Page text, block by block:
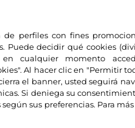
perfiles con fines
Puede decidir qué cookies
cualquier momento
Al hacer clic en "Permitir
el banner, usted seguirá
Si deniega su
sus preferencias. Para